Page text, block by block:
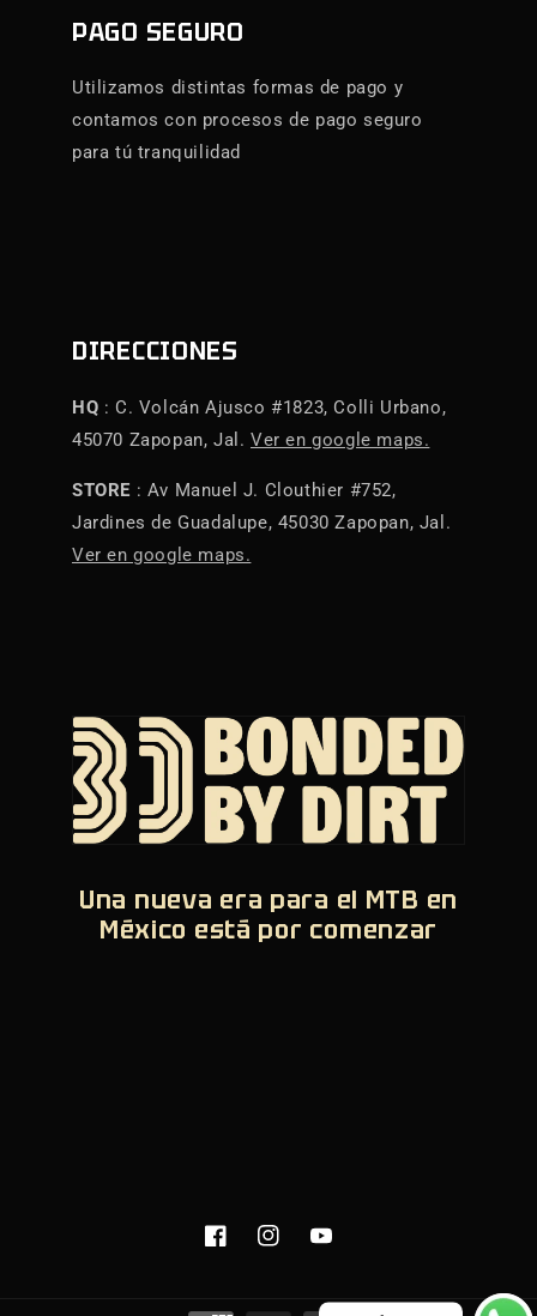
PAGO SEGURO
Utilizamos distintas formas de pago y
contamos con procesos de pago seguro
para tú tranquilidad
DIRECCIONES
HQ : C. Volcán Ajusco #1823, Colli Urbano,
45070 Zapopan, Jal. Ver en google maps.
STORE : Av Manuel J. Clouthier #752,
Jardines de Guadalupe, 45030 Zapopan, Jal.
Ver en google maps.
Una nueva era para el MTB en
México está por comenzar
FacebookInstagramYouTube